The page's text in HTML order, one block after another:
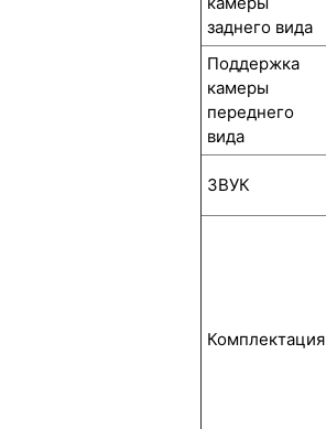
заднего вида
Поддержка
камеры
переднего
вида
ЗВУК
Комплектация